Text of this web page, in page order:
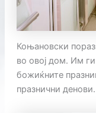
Коњановски
во овој дом. Им
божиќните
празнични денови.